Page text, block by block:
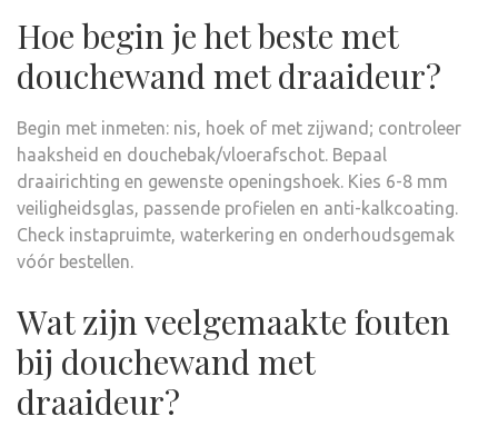
Hoe begin je het beste met
douchewand met draaideur?
Begin met inmeten: nis, hoek of met zijwand; controleer
haaksheid en douchebak/vloerafschot. Bepaal
draairichting en gewenste openingshoek. Kies 6-8 mm
veiligheidsglas, passende profielen en anti-kalkcoating.
Check instapruimte, waterkering en onderhoudsgemak
vóór bestellen.
Wat zijn veelgemaakte fouten
bij douchewand met
draaideur?